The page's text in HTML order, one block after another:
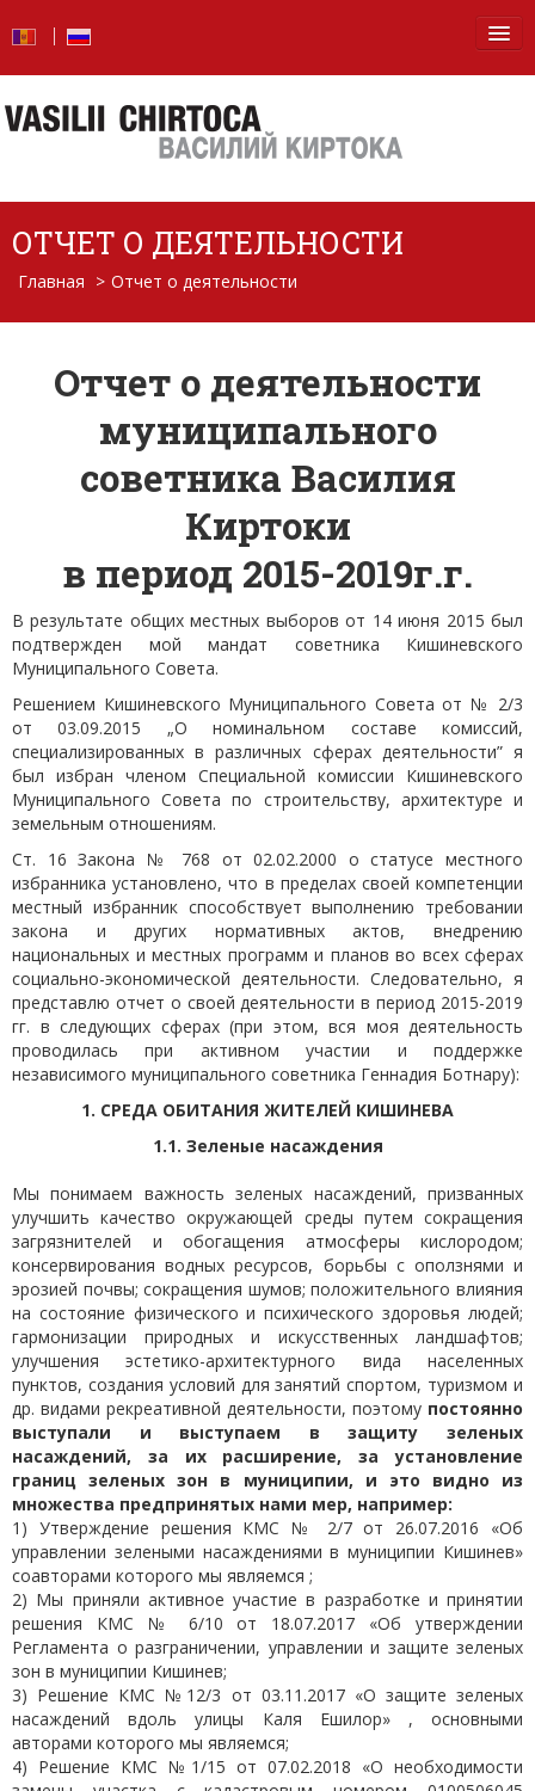
Новости
Блог
Фото
Вопросы и ответы
Обо мне
Контакты
ОТЧЕТ О ДЕЯТЕЛЬНОСТИ
Главная > Отчет о деятельности
Отчет о деятельности
муниципального
советника Василия
Киртоки
в период 2015-2019г.г.
В результате общих местных выборов от 14 июня 2015 был
подтвержден мой мандат советника Кишиневского
Муниципального Совета.
Решением Кишиневского Муниципального Совета от № 2/3
от 03.09.2015 „О номинальном составе комиссий,
специализированных в различных сферах деятельности” я
был избран членом Специальной комиссии Кишиневского
Муниципального Совета по строительству, архитектуре и
земельным отношениям.
Ст. 16 Закона № 768 от 02.02.2000 о статусе местного
избранника установлено, что в пределах своей компетенции
местный избранник способствует выполнению требовании
закона и других нормативных актов, внедрению
национальных и местных программ и планов во всех сферах
социально-экономической деятельности. Следовательно, я
представлю отчет о своей деятельности в период 2015-2019
гг. в следующих сферах (при этом, вся моя деятельность
проводилась при активном участии и поддержке
независимого муниципального советника Геннадия Ботнару):
1. СРЕДА ОБИТАНИЯ ЖИТЕЛЕЙ КИШИНЕВА
1.1. Зеленые насаждения
Мы понимаем важность зеленых насаждений, призванных
улучшить качество окружающей среды путем сокращения
загрязнителей и обогащения атмосферы кислородом;
консервирования водных ресурсов, борьбы с оползнями и
эрозией почвы; сокращения шумов; положительного влияния
на состояние физического и психического здоровья людей;
гармонизации природных и искусственных ландшафтов;
улучшения эстетико-архитектурного вида населенных
пунктов, создания условий для занятий спортом, туризмом и
др. видами рекреативной деятельности, поэтому постоянно
выступали и выступаем в защиту зеленых
насаждений, за их расширение, за установление
границ зеленых зон в муниципии, и это видно из
множества предпринятых нами мер, например:
1) Утверждение решения КМС № 2/7 от 26.07.2016 «Об
управлении зелеными насаждениями в муниципии Кишинев»
соавторами которого мы являемся ;
2) Мы приняли активное участие в разработке и принятии
решения КМС № 6/10 от 18.07.2017 «Об утверждении
Регламента о разграничении, управлении и защите зеленых
зон в муниципии Кишинев;
3) Решение КМС №12/3 от 03.11.2017 «О защите зеленых
насаждений вдоль улицы Каля Ешилор» , основными
авторами которого мы являемся;
4) Решение КМС №1/15 от 07.02.2018 «О необходимости